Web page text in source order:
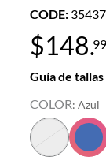
CODE:
$148.99
Guía de tallas
COLOR: Azul